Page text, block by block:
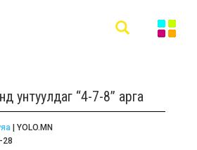
унтуулдаг “4-7-8” арга
| YOLO.MN
28